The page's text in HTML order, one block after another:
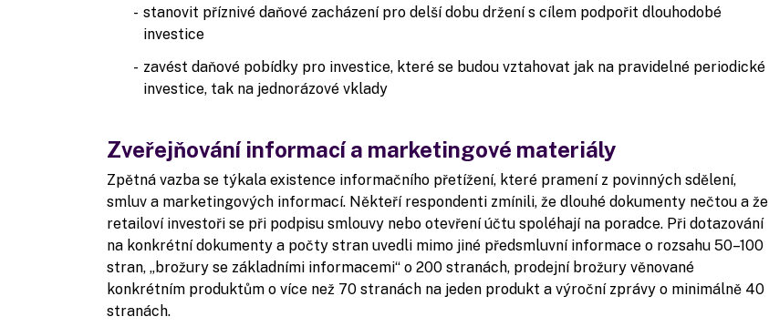
stanovit příznivé daňové zacházení pro delší dobu držení s cílem podpořit dlouhodobé
investice
zavést daňové pobídky pro investice, které se budou vztahovat jak na pravidelné periodické
investice, tak na jednorázové vklady
Zveřejňování informací a marketingové materiály
Zpětná vazba se týkala existence informačního přetížení, které pramení z povinných sdělení,
smluv a marketingových informací. Někteří respondenti zmínili, že dlouhé dokumenty nečtou a že
retailoví investoři se při podpisu smlouvy nebo otevření účtu spoléhají na poradce. Při dotazování
na konkrétní dokumenty a počty stran uvedli mimo jiné předsmluvní informace o rozsahu 50–100
stran, „brožury se základními informacemi“ o 200 stranách, prodejní brožury věnované
konkrétním produktům o více než 70 stranách na jeden produkt a výroční zprávy o minimálně 40
stranách.